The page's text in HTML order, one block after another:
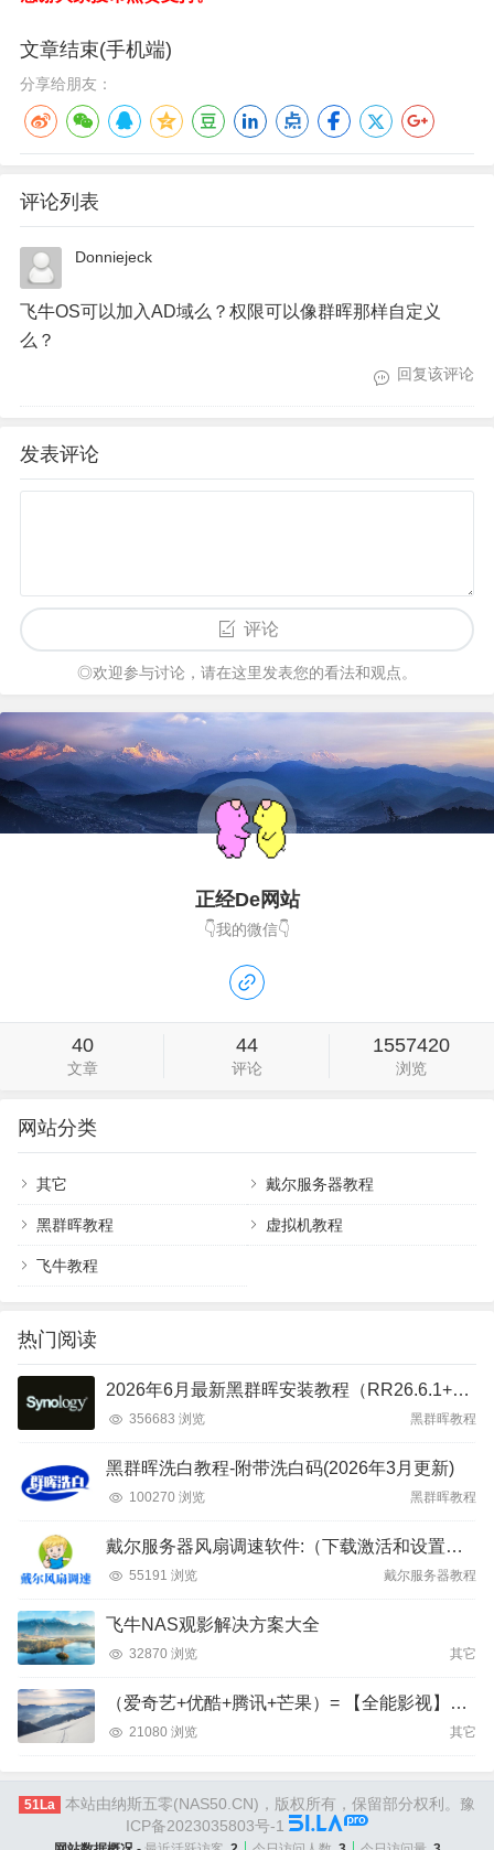
文章结束(手机端)
分享给朋友：
评论列表
Donniejeck
飞牛OS可以加入AD域么？权限可以像群晖那样自定义
么？
回复该评论
发表评论
评论
◎欢迎参与讨论，请在这里发表您的看法和观点。
正经De网站
👇我的微信👇
40
文章
44
评论
1557420
浏览
网站分类
其它 戴尔服务器教程
黑群晖教程 虚拟机教程
飞牛教程
热门阅读
2026年6月最新黑群晖安装教程（RR26.6.1+DSM7.4）
356683 浏览 黑群晖教程
黑群晖洗白教程-附带洗白码(2026年3月更新)
100270 浏览 黑群晖教程
戴尔服务器风扇调速软件:（下载激活和设置教程）
55191 浏览 戴尔服务器教程
飞牛NAS观影解决方案大全
32870 浏览 其它
（爱奇艺+优酷+腾讯+芒果）= 【全能影视】APP
21080 浏览 其它
51La 本站由纳斯五零(NAS50.CN)，版权所有，保留部分权利。 豫
ICP备2023035803号-1